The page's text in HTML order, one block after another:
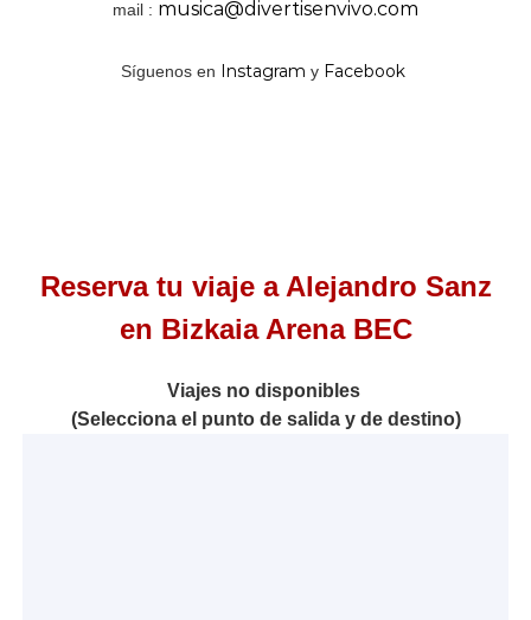
mail : musica@divertisenvivo.com
Síguenos en Instagram y Facebook
Reserva tu viaje a Alejandro Sanz
en Bizkaia Arena BEC
Viajes no disponibles
(Selecciona el punto de salida y de destino)